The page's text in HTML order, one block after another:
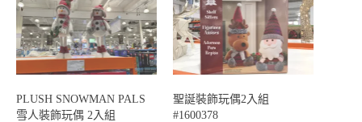
PLUSH SNOWMAN PALS
雪人裝飾玩偶 2入組
聖誕裝飾玩偶2入組
#1600378